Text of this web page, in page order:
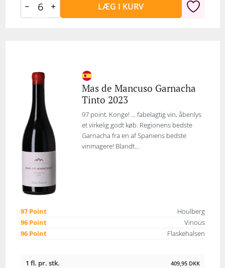
LÆG I KURV
Mas de Mancuso Garnacha
Tinto 2023
97 point. Konge! ... fabelagtig vin, åbenlys
et virkelig godt køb. Regionens bedste
Garnacha fra en af Spaniens bedste
vinmagere! Blandt...
97 Point
Houlberg
96 Point
Vinous
96 Point
Flaskehalsen
1 fl. pr. stk. 409,95 DKK